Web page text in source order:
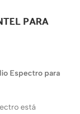
PARA
Espectro para
está